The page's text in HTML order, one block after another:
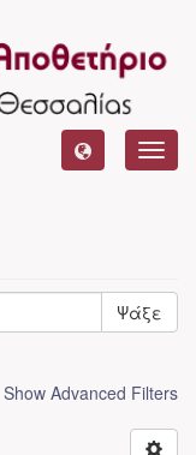
Ψάξε
Show Advanced Filters